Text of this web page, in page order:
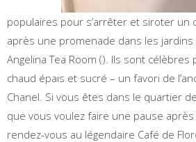
populaires pour s’arrêter et siroter un
après une promenade dans les jardins
Angelina Tea Room (). Ils sont
chaud épais et sucré – un favori de
Chanel. Si vous êtes dans le quartier
que vous voulez faire une pause
rendez-vous au légendaire Café de